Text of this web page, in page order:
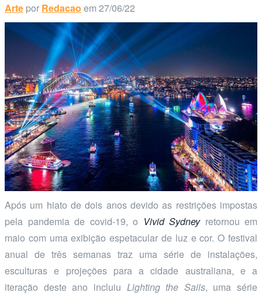
Arte por Redacao em 27/06/22
Após um hiato de dois anos devido as restrições impostas
pela pandemia de covid-19, o Vivid Sydneyretornou em
maio com uma exibição espetacular de luz e cor. O festival
anual de três semanas traz uma série de instalações,
esculturas e projeções para a cidade australiana, e a
iteração deste ano incluiu Lighting the Sails, uma série